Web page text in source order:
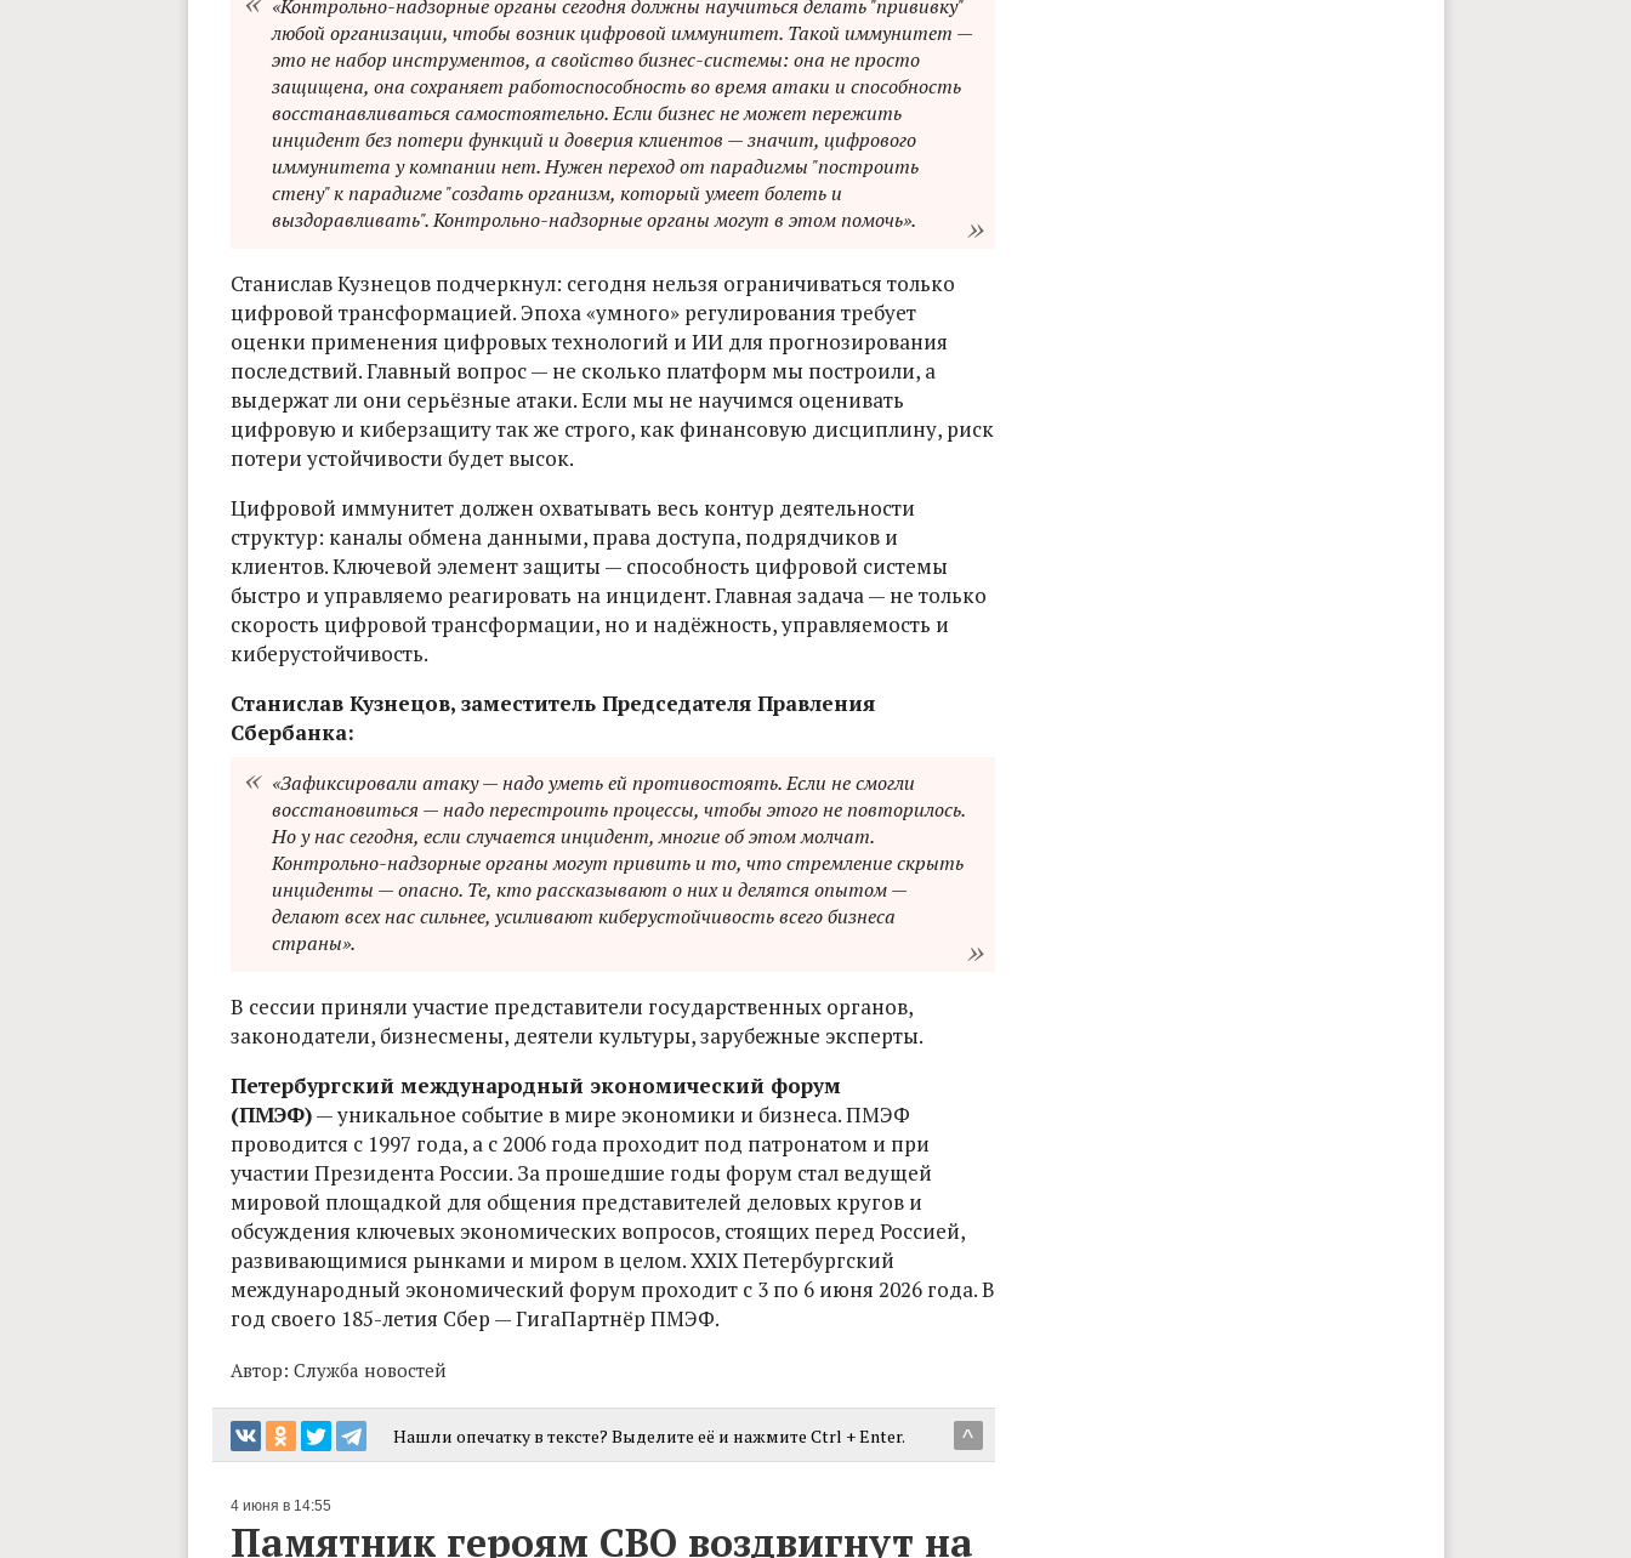
«Контрольно-надзорные органы сегодня должны научиться делать "прививку"
любой организации, чтобы возник цифровой иммунитет. Такой иммунитет —
это не набор инструментов, а свойство бизнес-системы: она не просто
защищена, она сохраняет работоспособность во время атаки и способность
восстанавливаться самостоятельно. Если бизнес не может пережить
инцидент без потери функций и доверия клиентов — значит, цифрового
иммунитета у компании нет. Нужен переход от парадигмы "построить
стену" к парадигме "создать организм, который умеет болеть и
выздоравливать". Контрольно-надзорные органы могут в этом помочь».
Станислав Кузнецов подчеркнул: сегодня нельзя ограничиваться только
цифровой трансформацией. Эпоха «умного» регулирования требует
оценки применения цифровых технологий и ИИ для прогнозирования
последствий. Главный вопрос — не сколько платформ мы построили, а
выдержат ли они серьёзные атаки. Если мы не научимся оценивать
цифровую и киберзащиту так же строго, как финансовую дисциплину, риск
потери устойчивости будет высок.
Цифровой иммунитет должен охватывать весь контур деятельности
структур: каналы обмена данными, права доступа, подрядчиков и
клиентов. Ключевой элемент защиты — способность цифровой системы
быстро и управляемо реагировать на инцидент. Главная задача — не только
скорость цифровой трансформации, но и надёжность, управляемость и
киберустойчивость.
Станислав Кузнецов, заместитель Председателя Правления
Сбербанка:
«Зафиксировали атаку — надо уметь ей противостоять. Если не смогли
восстановиться — надо перестроить процессы, чтобы этого не повторилось.
Но у нас сегодня, если случается инцидент, многие об этом молчат.
Контрольно-надзорные органы могут привить и то, что стремление скрыть
инциденты — опасно. Те, кто рассказывают о них и делятся опытом —
делают всех нас сильнее, усиливают киберустойчивость всего бизнеса
страны».
В сессии приняли участие представители государственных органов,
законодатели, бизнесмены, деятели культуры, зарубежные эксперты.
Петербургский международный экономический форум
(ПМЭФ)— уникальное событие в мире экономики и бизнеса. ПМЭФ
проводится с 1997 года, а с 2006 года проходит под патронатом и при
участии Президента России. За прошедшие годы форум стал ведущей
мировой площадкой для общения представителей деловых кругов и
обсуждения ключевых экономических вопросов, стоящих перед Россией,
развивающимися рынками и миром в целом. XXIX Петербургский
международный экономический форум проходит с 3 по 6 июня 2026 года. В
год своего 185-летия Сбер — ГигаПартнёр ПМЭФ.
Автор: Служба новостей
^
Нашли опечатку в тексте? Выделите её и нажмите Ctrl + Enter.
4 июня в 14:55
Памятник героям СВО воздвигнут на